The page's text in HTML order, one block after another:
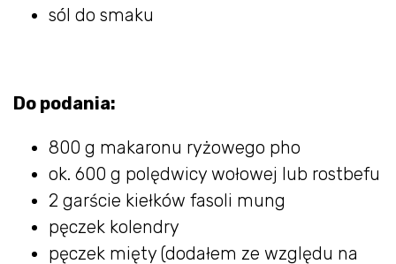
sól do smaku
Do podania:
800 g makaronu ryżowego pho
ok. 600 g polędwicy wołowej lub rostbefu
2 garście kiełków fasoli mung
pęczek kolendry
pęczek mięty (dodałem ze względu na